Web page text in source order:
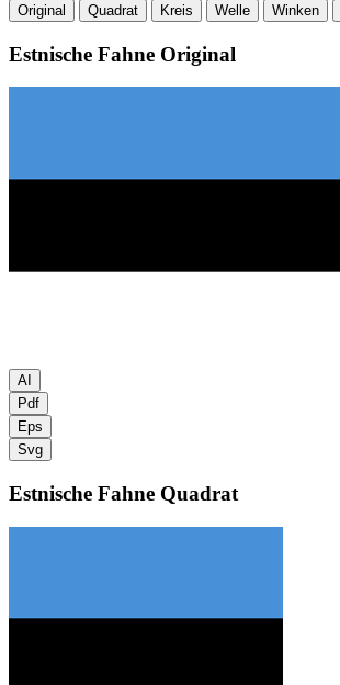
Original Quadrat Kreis Welle Winken
Estnische Fahne Original
AI
Pdf
Eps
Svg
Estnische Fahne Quadrat